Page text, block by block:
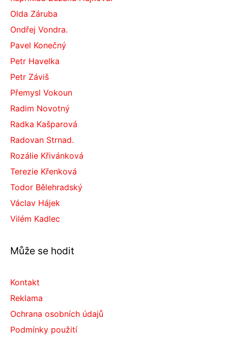
Olda Záruba
Ondřej Vondra.
Pavel Konečný
Petr Havelka
Petr Záviš
Přemysl Vokoun
Radim Novotný
Radka Kašparová
Radovan Strnad.
Rozálie Křivánková
Terezie Křenková
Todor Bělehradský
Václav Hájek
Vilém Kadlec
Může se hodit
Kontakt
Reklama
Ochrana osobních údajů
Podmínky použití